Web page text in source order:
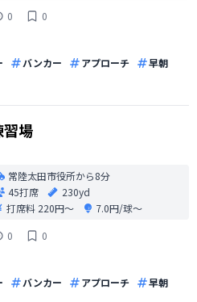
0
0
バンカー アプローチ
早朝
習場
常陸太田市役所から8分
45打席
230yd
打席料 220円〜
7.0円/球〜
0
0
バンカー アプローチ
早朝